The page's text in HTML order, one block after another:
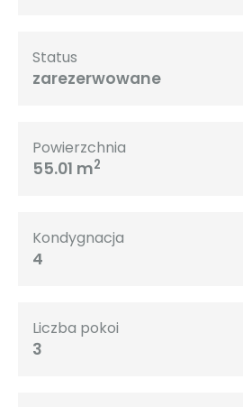
Status
zarezerwowane
Powierzchnia
55.01 m2
Kondygnacja
4
Liczba pokoi
3